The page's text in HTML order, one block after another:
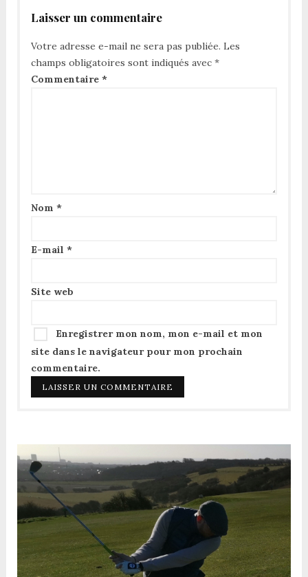
Laisser un commentaire
Votre adresse e-mail ne sera pas publiée. Les
champs obligatoires sont indiqués avec *
Commentaire *
Nom *
E-mail *
Site web
Enregistrer mon nom, mon e-mail et mon
site dans le navigateur pour mon prochain
commentaire.